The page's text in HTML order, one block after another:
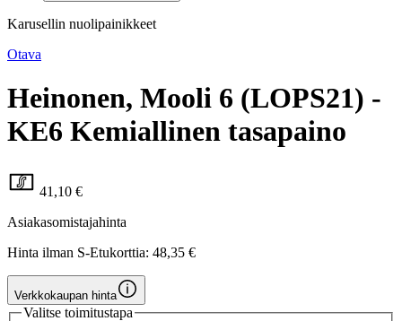
Karusellin nuolipainikkeet
Otava
Heinonen, Mooli 6 (LOPS21) -
KE6 Kemiallinen tasapaino
41,10 €
Asiakasomistajahinta
Hinta ilman S-Etukorttia: 48,35 €
Verkkokaupan hinta
Valitse toimitustapa